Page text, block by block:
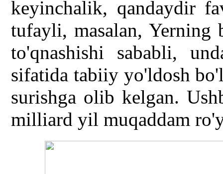
keyinchalik, qandaydir
tufayli, masalan,
to'qnashishi sababli,
sifatida tabiiy yo'ldosh
surishga olib kelgan.
milliard yil muqaddam